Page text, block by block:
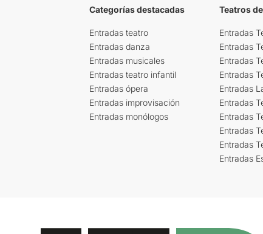
Categorías destacadas
Entradas teatro
Entradas danza
Entradas musicales
Entradas teatro infantil
Entradas ópera
Entradas improvisación
Entradas monólogos
Teatros
Entradas
Entradas
Entradas
Entradas
Entradas
Entradas
Entradas
Entradas
Entradas
Entradas